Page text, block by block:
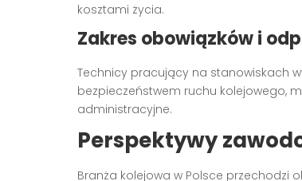
kosztami życia.
Zakres obowiązków i
Technicy pracujący na stanowiskach
bezpieczeństwem ruchu kolejowego,
administracyjne.
Perspektywy
Branża kolejowa w Polsce przechodzi